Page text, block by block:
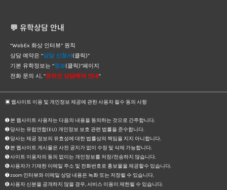
💬 유학상담 안내
“WebEx 화상 인터뷰” 원칙
상담 예약은 “상담 신청서(클릭)”
기본 유학정보는 “정보(클릭)”페이지
전화 문의 시, “온라인 상담예약 안내“
▣ 웹사이트 이용 및 개인정보 제공에 관한 사용자 필수 동의 사항
➊ 본 웹사이트 사용자는 다음의 내용을 동의하는 것으로 간주합니다.
➋ 당사는 유럽연합(EU) 개인정보 보호 관련 법률을 준수합니다.
➌ 당사는 제공 정보의 유효성에 대한 법률상의 책임을 지지 아니합니다.
➍ 본 웹사이트 게시물은 사전 공지가 없이 수정 및 삭제 가능합니다.
➎ 사이트 이용자의 동의 없이는 개인정보를 저장/전송하지 않습니다.
➏ 사용자가 기재한 이메일 주소 및 전화번호로 홍보물을 제공할수 있습니다.
➐ zoom 인터뷰와 이메일 상담 내용은 녹화 또는 저장될 수 있습니다.
➑ 사용자 신분을 공개하지 않을 경우, 서비스 이용이 제한될 수 있습니다.